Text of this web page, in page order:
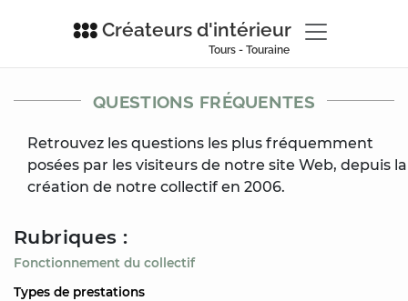
Créateurs d'intérieur
Tours - Touraine
QUESTIONS FRÉQUENTES
Retrouvez les questions les plus fréquemment
posées par les visiteurs de notre site Web, depuis la
création de notre collectif en 2006.
Rubriques :
Fonctionnement du collectif
Types de prestations